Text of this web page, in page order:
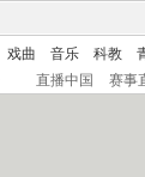
戏曲 音乐 科教
直播中国 赛事